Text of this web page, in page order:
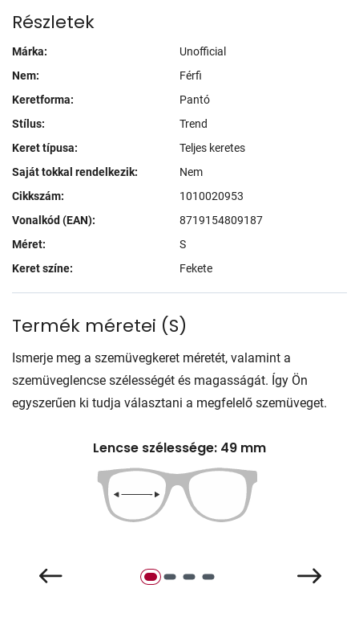
Részletek
Márka:
Unofficial
Nem:
Férfi
Keretforma:
Pantó
Stílus:
Trend
Keret típusa:
Teljes keretes
Saját tokkal rendelkezik:
Nem
Cikkszám:
1010020953
Vonalkód (EAN):
8719154809187
Méret:
S
Keret színe:
Fekete
Termék méretei (S)
Ismerje meg a szemüvegkeret méretét, valamint a
szemüveglencse szélességét és magasságát. Így Ön
egyszerűen ki tudja választani a megfelelő szemüveget.
Lencse szélessége: 49 mm